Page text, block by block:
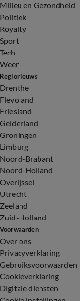
Milieu en Gezondheid
Politiek
Royalty
Sport
Tech
Weer
Regionieuws
Drenthe
Flevoland
Friesland
Gelderland
Groningen
Limburg
Noord-Brabant
Noord-Holland
Overijssel
Utrecht
Zeeland
Zuid-Holland
Voorwaarden
Over ons
Privacyverklaring
Gebruiksvoorwaarden
Cookieverklaring
Digitale diensten